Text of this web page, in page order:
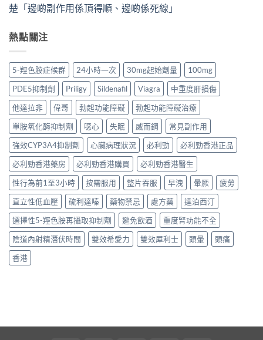
楚「邊啲副作用係頂得順、邊啲係死線」
熱點關注
5-羥色胺症候群 24小時一次 30mg起始劑量
100mg
PDE5抑制劑
Priligy Sildenafil Viagra
中重度肝損傷
他達拉非
偉哥 勃起功能障礙
勃起功能障礙治療
單胺氧化酶抑制劑
噁心 失眠 威而鋼
常見副作用
強效CYP3A4抑制劑
心臟病理狀況 必利勁
必利勁香港正品
必利勁香港藥房
必利勁香港購買
必利勁香港醫生
性行為前1至3小時
按需服用 整片吞服 早洩 暈厥
疲勞
直立性低血壓
硫利達嗪 藥物禁忌 處方藥
達泊西汀
選擇性5-羥色胺再攝取抑制劑
避免飲酒
重度腎功能不全
陰道內射精潛伏時間
雙效希愛力 雙效犀利士 頭暈
頭痛
香港